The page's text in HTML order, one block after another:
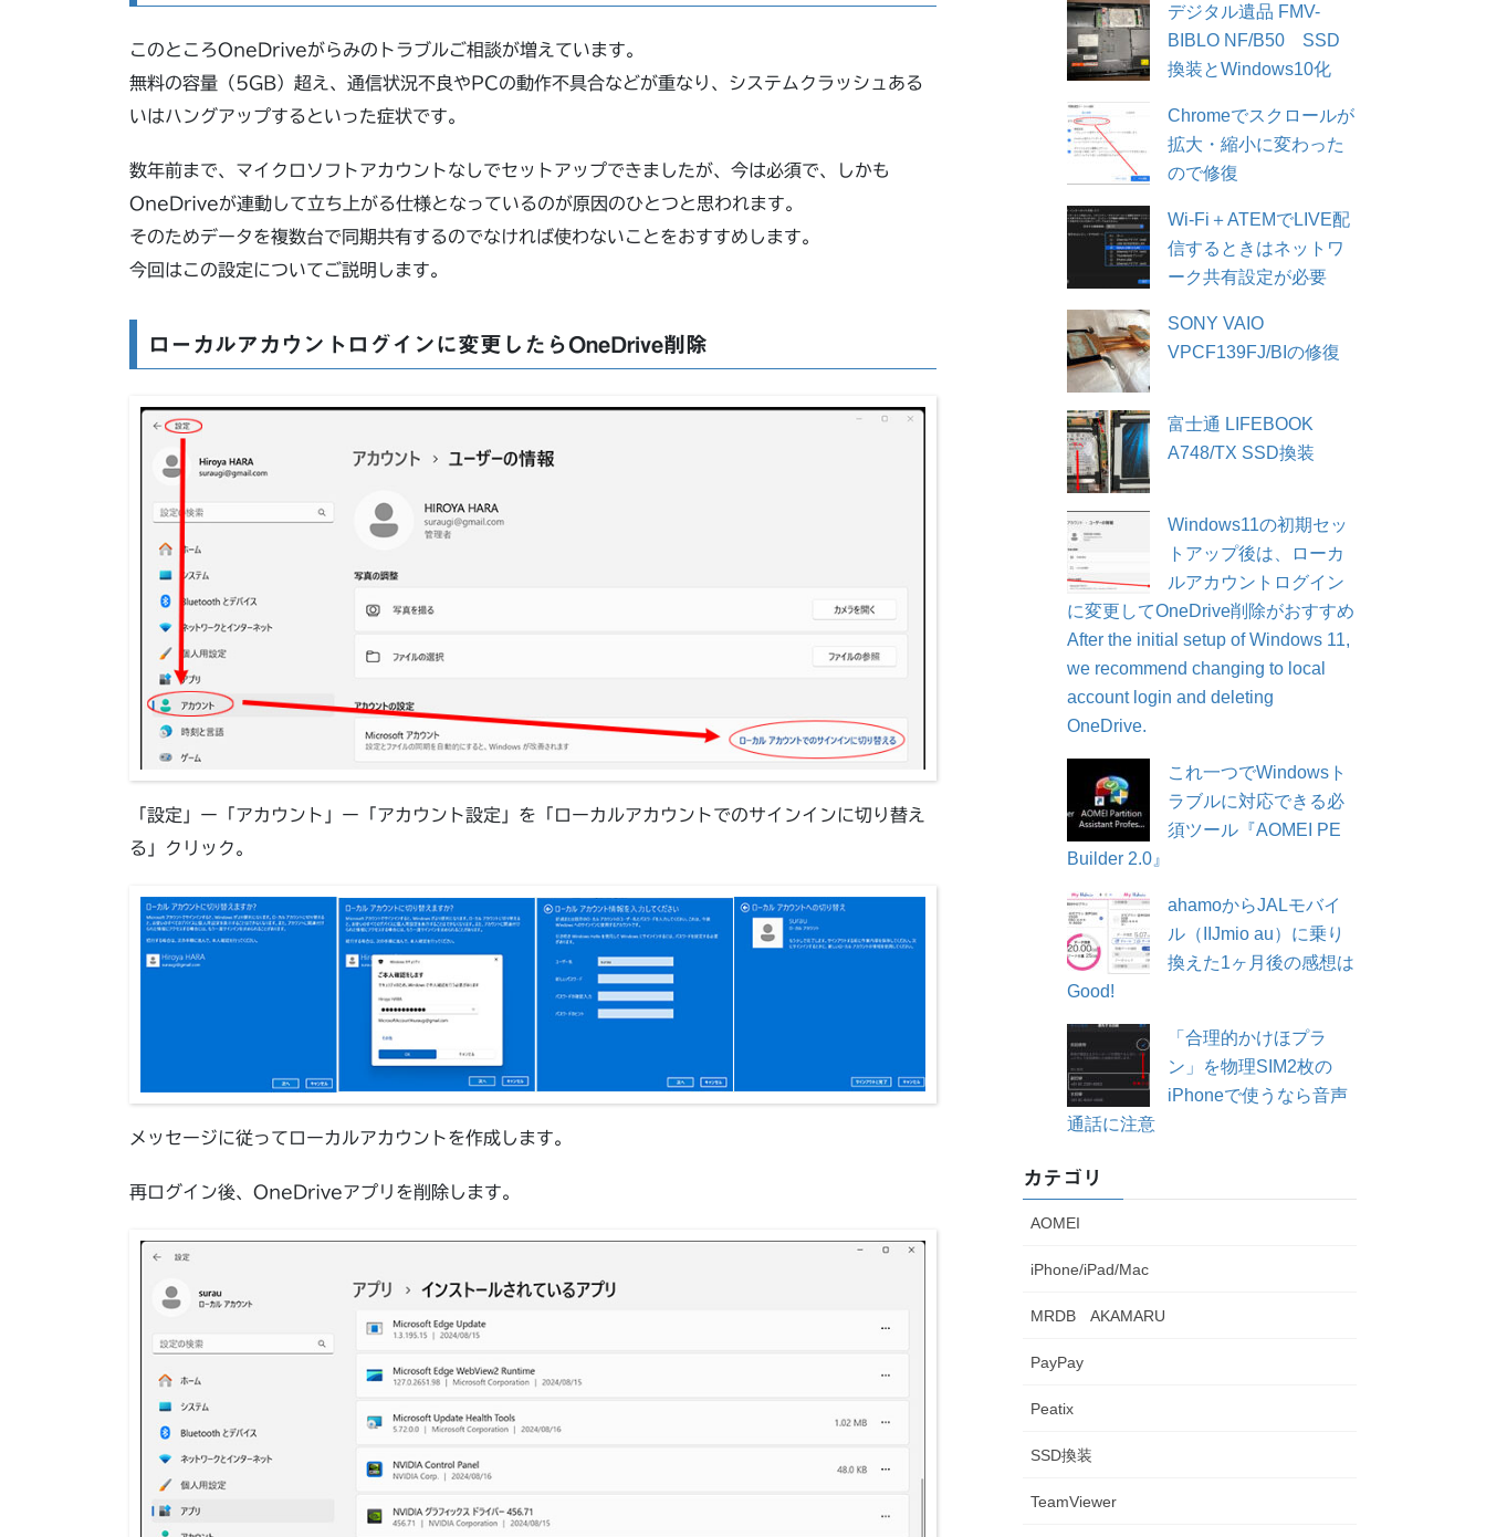
このところOneDriveがらみのトラブルご相談が増えています。
無料の容量（5GB）超え、通信状況不良やPCの動作不具合などが重なり、システムクラッシュある
いはハングアップするといった症状です。
数年前まで、マイクロソフトアカウントなしでセットアップできましたが、今は必須で、しかも
OneDriveが連動して立ち上がる仕様となっているのが原因のひとつと思われます。
そのためデータを複数台で同期共有するのでなければ使わないことをおすすめします。
今回はこの設定についてご説明します。
ローカルアカウントログインに変更したらOneDrive削除
「設定」ー「アカウント」ー「アカウント設定」を「ローカルアカウントでのサインインに切り替え
る」クリック。
メッセージに従ってローカルアカウントを作成します。
再ログイン後、OneDriveアプリを削除します。
デジタル遺品 FMV-
BIBLO NF/B50 SSD
換装とWindows10化
Chromeでスクロールが
拡大・縮小に変わった
ので修復
Wi-Fi＋ATEMでLIVE配
信するときはネットワ
ーク共有設定が必要
SONY VAIO
VPCF139FJ/BIの修復
富士通 LIFEBOOK
A748/TX SSD換装
Windows11の初期セッ
トアップ後は、ローカ
ルアカウントログイン
に変更してOneDrive削除がおすすめ
After the initial setup of Windows 11,
we recommend changing to local
account login and deleting
OneDrive.
これ一つでWindowsト
ラブルに対応できる必
須ツール『AOMEI PE
Builder 2.0』
ahamoからJALモバイ
ル（IIJmio au）に乗り
換えた1ヶ月後の感想は
Good!
「合理的かけほプラ
ン」を物理SIM2枚の
iPhoneで使うなら音声
通話に注意
カテゴリ
AOMEI
iPhone/iPad/Mac
MRDB AKAMARU
PayPay
Peatix
SSD換装
TeamViewer